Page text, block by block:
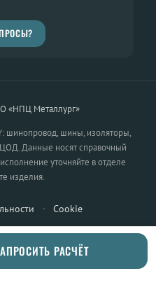
«НПЦ Металлург»
шинопровод, шины, изоляторы,
Данные носят справочный
уточняйте в отделе
изделия.
· Cookie
РАСЧЁТ